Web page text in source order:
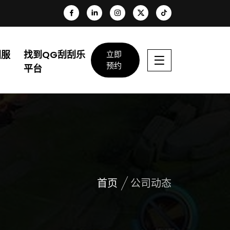
找到QG刮刮乐
平台
立即
预约
首页 公司动态